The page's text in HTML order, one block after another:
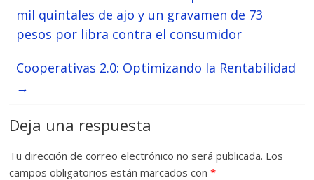
mil quintales de ajo y un gravamen de 73
pesos por libra contra el consumidor
Cooperativas 2.0: Optimizando la Rentabilidad
→
Deja una respuesta
Tu dirección de correo electrónico no será publicada. Los
campos obligatorios están marcados con*